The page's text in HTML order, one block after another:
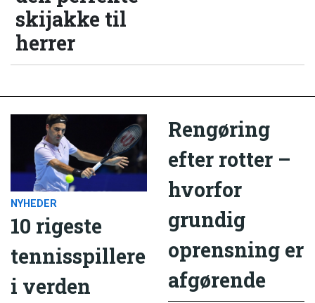
skijakke til
herrer
NYHEDER
10 rigeste
tennisspillere
i verden
Rengøring
efter rotter –
hvorfor
grundig
oprensning er
afgørende